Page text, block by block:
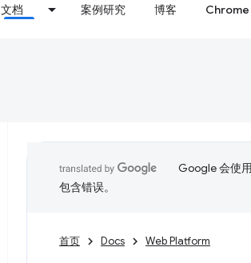
文档 案例研究 博客 Chrome
Google 会使
包含错误。
首页 Docs Web Platform